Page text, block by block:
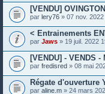
[VENDU]
par lery76 » 07 nov.
< Entrainements
par Jaws » 19 juil. 2022
[VENDU] - VENDS -
par fredisred » 08 mai
Régate d'ouverture
par aline.m » 24 mars